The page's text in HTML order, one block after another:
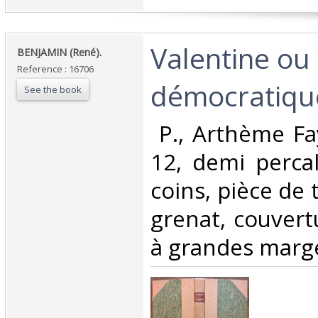
‎BENJAMIN (René). ‎
Reference : 16706
See the book
‎Valentine
P., Arthème
12, demi
coins, pièce de
grenat,
à grandes